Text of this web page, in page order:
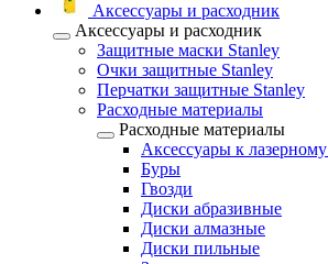
Аксессуары и расходник
Аксессуары и расходник
Защитные маски Stanley
Очки защитные Stanley
Перчатки защитные Stanley
Расходные материалы
Расходные материалы
Аксессуары к
Буры
Гвозди
Диски абразивные
Диски алмазные
Диски пильные